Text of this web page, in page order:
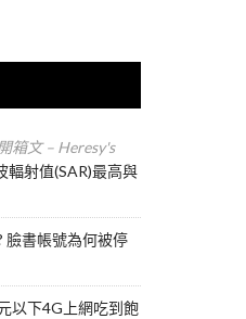
箱文 – Heresy's
輻射值(SAR)最高與
臉書帳號為何被停
以下4G上網吃到飽